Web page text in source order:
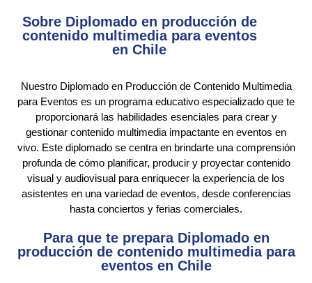
Sobre Diplomado en producción de
contenido multimedia para eventos
en Chile
Nuestro Diplomado en Producción de Contenido Multimedia
para Eventos es un programa educativo especializado que te
proporcionará las habilidades esenciales para crear y
gestionar contenido multimedia impactante en eventos en
vivo. Este diplomado se centra en brindarte una comprensión
profunda de cómo planificar, producir y proyectar contenido
visual y audiovisual para enriquecer la experiencia de los
asistentes en una variedad de eventos, desde conferencias
hasta conciertos y ferias comerciales.
Para que te prepara Diplomado en
producción de contenido multimedia para
eventos en Chile